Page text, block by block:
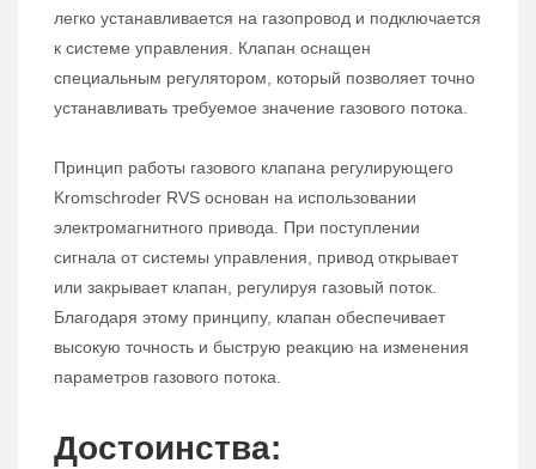
легко устанавливается на газопровод и подключается
к системе управления. Клапан оснащен
специальным регулятором, который позволяет точно
устанавливать требуемое значение газового потока.
Принцип работы газового клапана регулирующего
Kromschroder RVS основан на использовании
электромагнитного привода. При поступлении
сигнала от системы управления, привод открывает
или закрывает клапан, регулируя газовый поток.
Благодаря этому принципу, клапан обеспечивает
высокую точность и быструю реакцию на изменения
параметров газового потока.
Достоинства: